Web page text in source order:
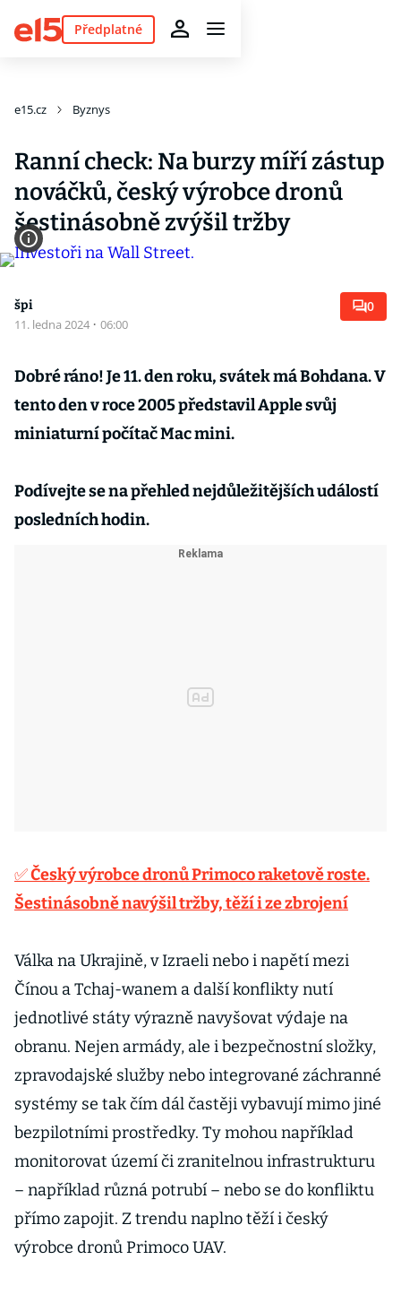
Předplatné
e15.cz Byznys
Ranní check: Na burzy míří zástup
nováčků, český výrobce dronů
šestinásobně zvýšil tržby
špi
11. ledna 2024 · 06:00
0
Dobré ráno! Je 11. den roku, svátek má Bohdana. V
tento den v roce 2005 představil Apple svůj
miniaturní počítač Mac mini.
Podívejte se na přehled nejdůležitějších událostí
posledních hodin.
✅ Český výrobce dronů Primoco raketově roste.
Šestinásobně navýšil tržby, těží i ze zbrojení
Válka na Ukrajině, v Izraeli nebo i napětí mezi
Čínou a Tchaj-wanem a další konflikty nutí
jednotlivé státy výrazně navyšovat výdaje na
obranu. Nejen armády, ale i bezpečnostní složky,
zpravodajské služby nebo integrované záchranné
systémy se tak čím dál častěji vybavují mimo jiné
bezpilotními prostředky. Ty mohou například
monitorovat území či zranitelnou infrastrukturu
– například různá potrubí – nebo se do konfliktu
přímo zapojit. Z trendu naplno těží i český
výrobce dronů Primoco UAV.